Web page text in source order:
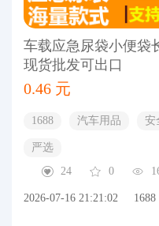
车载应急尿袋小便袋
现货批发可出口
0.46 元
1688 汽车用品 安
严选
24
0
2026-07-16 21:21:02 1688